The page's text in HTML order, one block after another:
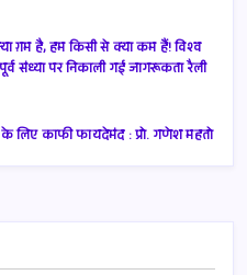
ग़म है, हम किसी से क्या कम हैं! विश्व
संध्या पर निकाली गई जागरूकता रैली
लिए काफी फायदेमंद : प्रो. गणेश महतो